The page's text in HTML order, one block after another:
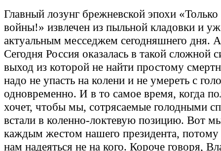
Главный лозунг брежневской эпохи
войны!» извлечен из пыльной кладовки и
актуальным месседжем сегодняшнего дня. А
Сегодня Россия оказалась в такой сложной
выход из которой не найти простому
надо не упасть на колени и не умереть с
одновременно. И в то самое время, когда
хочет, чтобы мы, сотрясаемые голодными
встали в коленно-локтевую позицию. Вот
каждым жестом нашего президента,
нам надеяться не на кого. Короче говоря,